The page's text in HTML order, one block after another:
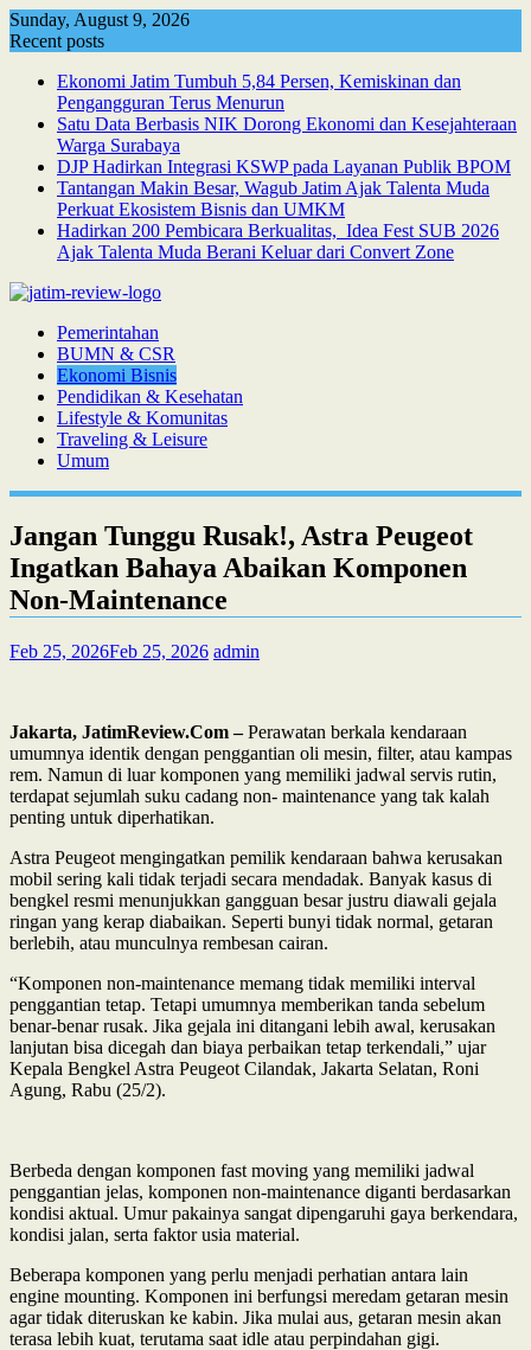
Skip
to
Sunday, August 9, 2026
Recent posts
Ekonomi Jatim Tumbuh 5,84 Persen, Kemiskinan dan
Pengangguran Terus Menurun
Satu Data Berbasis NIK Dorong Ekonomi dan Kesejahteraan
Warga Surabaya
DJP Hadirkan Integrasi KSWP pada Layanan Publik BPOM
Tantangan Makin Besar, Wagub Jatim Ajak Talenta Muda
Perkuat Ekosistem Bisnis dan UMKM
Hadirkan 200 Pembicara Berkualitas, Idea Fest SUB 2026
Ajak Talenta Muda Berani Keluar dari Convert Zone
Pemerintahan
BUMN & CSR
Ekonomi Bisnis
Pendidikan & Kesehatan
Lifestyle & Komunitas
Traveling & Leisure
Umum
Jangan Tunggu Rusak!, Astra Peugeot
Ingatkan Bahaya Abaikan Komponen
Non-Maintenance
Feb 25, 2026Feb 25, 2026 admin
Jakarta, JatimReview.Com –Perawatan berkala kendaraan
umumnya identik dengan penggantian oli mesin, filter, atau kampas
rem. Namun di luar komponen yang memiliki jadwal servis rutin,
terdapat sejumlah suku cadang non- maintenance yang tak kalah
penting untuk diperhatikan.
Astra Peugeot mengingatkan pemilik kendaraan bahwa kerusakan
mobil sering kali tidak terjadi secara mendadak. Banyak kasus di
bengkel resmi menunjukkan gangguan besar justru diawali gejala
ringan yang kerap diabaikan. Seperti bunyi tidak normal, getaran
berlebih, atau munculnya rembesan cairan.
“Komponen non-maintenance memang tidak memiliki interval
penggantian tetap. Tetapi umumnya memberikan tanda sebelum
benar-benar rusak. Jika gejala ini ditangani lebih awal, kerusakan
lanjutan bisa dicegah dan biaya perbaikan tetap terkendali,” ujar
Kepala Bengkel Astra Peugeot Cilandak, Jakarta Selatan, Roni
Agung, Rabu (25/2).
Berbeda dengan komponen fast moving yang memiliki jadwal
penggantian jelas, komponen non-maintenance diganti berdasarkan
kondisi aktual. Umur pakainya sangat dipengaruhi gaya berkendara,
kondisi jalan, serta faktor usia material.
Beberapa komponen yang perlu menjadi perhatian antara lain
engine mounting. Komponen ini berfungsi meredam getaran mesin
agar tidak diteruskan ke kabin. Jika mulai aus, getaran mesin akan
terasa lebih kuat, terutama saat idle atau perpindahan gigi.